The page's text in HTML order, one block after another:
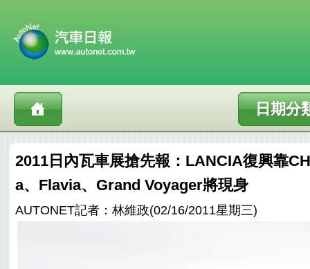
日期分
2011日內瓦車展搶先報：LANCIA復興靠
a、Flavia、Grand Voyager將現身
AUTONET記者：林維政(02/16/2011星期三)